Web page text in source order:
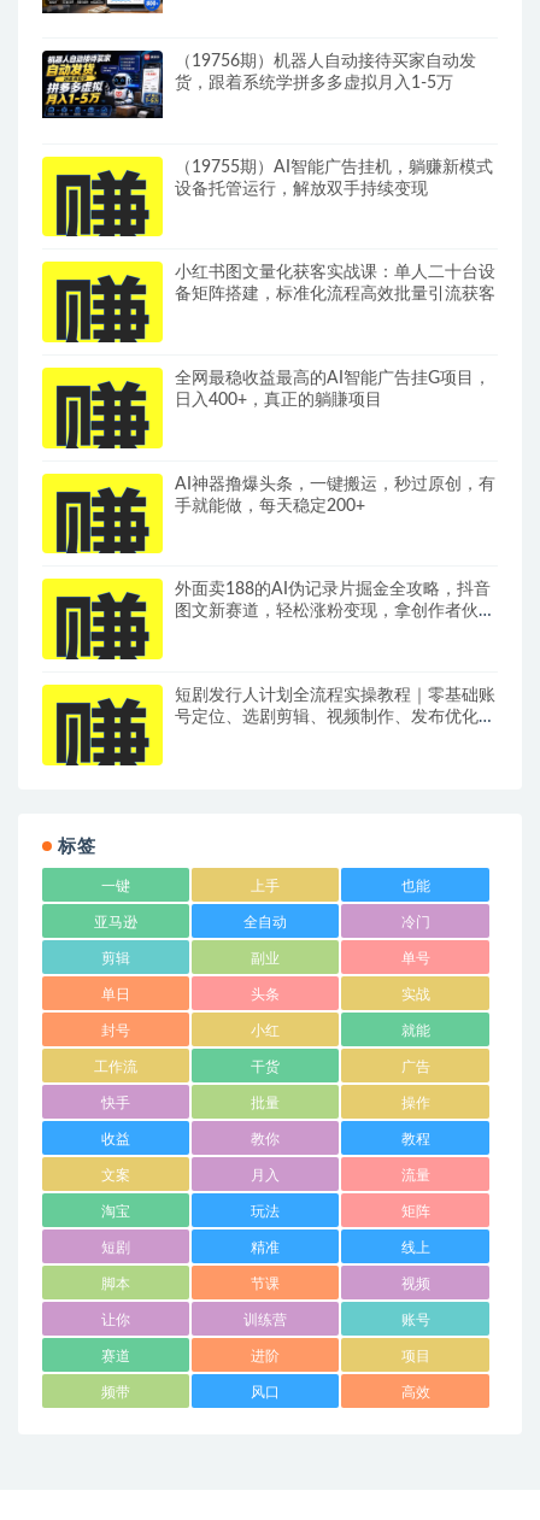
（19756期）机器人自动接待买家自动发
货，跟着系统学拼多多虚拟月入1-5万
（19755期）AI智能广告挂机，躺赚新模式
设备托管运行，解放双手持续变现
小红书图文量化获客实战课：单人二十台设
备矩阵搭建，标准化流程高效批量引流获客
全网最稳收益最高的AI智能广告挂G项目，
日入400+，真正的躺賺项目
AI神器撸爆头条，一键搬运，秒过原创，有
手就能做，每天稳定200+
外面卖188的AI伪记录片掘金全攻略，抖音
图文新赛道，轻松涨粉变现，拿创作者伙伴
短剧发行人计划全流程实操教程｜零基础账
号定位、选剧剪辑、视频制作、发布优化一
标签
一键 上手 也能
亚马逊 全自动 冷门
剪辑 副业 单号
单日 头条 实战
封号 小红 就能
工作流 干货 广告
快手 批量 操作
收益 教你 教程
文案 月入 流量
淘宝 玩法 矩阵
短剧 精准 线上
脚本 节课 视频
让你 训练营 账号
赛道 进阶 项目
频带 风口 高效